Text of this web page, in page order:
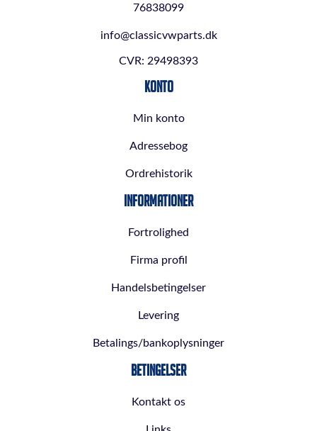
76838099
info@classicvwparts.dk
CVR: 29498393
Konto
Min konto
Adressebog
Ordrehistorik
Informationer
Fortrolighed
Firma profil
Handelsbetingelser
Levering
Betalings/bankoplysninger
Betingelser
Kontakt os